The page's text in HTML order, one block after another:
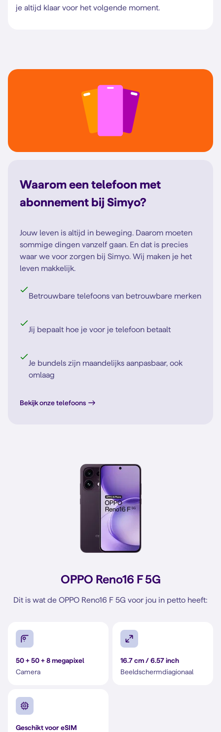
je altijd klaar voor het volgende moment.
Waarom een telefoon met
abonnement bij Simyo?
Jouw leven is altijd in beweging. Daarom moeten
sommige dingen vanzelf gaan. En dat is precies
waar we voor zorgen bij Simyo. Wij maken je het
leven makkelijk.
Betrouwbare telefoons van betrouwbare merken
Jij bepaalt hoe je voor je telefoon betaalt
Je bundels zijn maandelijks aanpasbaar, ook
omlaag
Bekijk onze telefoons
OPPO Reno16 F 5G
Dit is wat de OPPO Reno16 F 5G voor jou in petto heeft:
50 + 50 + 8 megapixel
Camera
16.7 cm / 6.57 inch
Beeldschermdiagionaal
Geschikt voor eSIM